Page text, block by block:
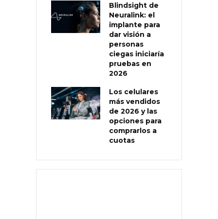
Blindsight de
Neuralink: el
implante para
dar visión a
personas
ciegas iniciaría
pruebas en
2026
Los celulares
más vendidos
de 2026 y las
opciones para
comprarlos a
cuotas